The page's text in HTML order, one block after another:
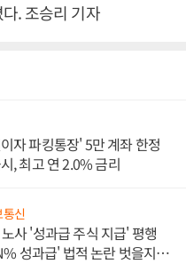
. 조승리 기자
자 파킹통장' 5만 계좌 한정
, 최고 연 2.0% 금리
통신
사 '성과급 주식 지급' 평행
성과급' 법적 논란 벗을지 주